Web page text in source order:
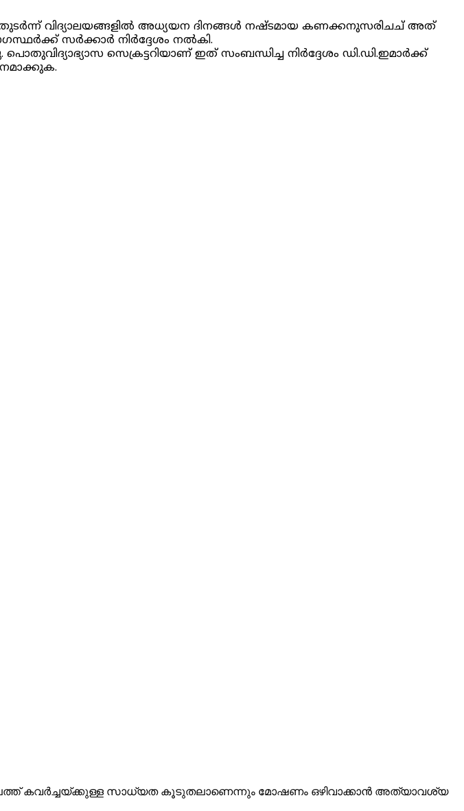
വിദ്യാലയങ്ങളില്‍ അധ്യയന ദിനങ്ങള്‍ നഷ്ടമായ കണക്കനുസരിചച് അത്
സര്‍ക്കാര്‍ നിര്‍ദ്ദേശം നല്‍കി.
സെക്രട്ടറിയാണ് ഇത് സംബന്ധിച്ച നിര്‍ദ്ദേശം ഡി.ഡി.ഇമാര്‍ക്ക്
ക​വ​ര്‍​ച്ച​യ്ക്കു​ള്ള സാ​ധ്യ​ത കൂ​ടു​ത​ലാ​ണെ​ന്നും മോ​ഷ​ണം ഒ​ഴി​വാ​ക്കാ​ന്‍ അ​ത്യാ​വ​ശ്യ